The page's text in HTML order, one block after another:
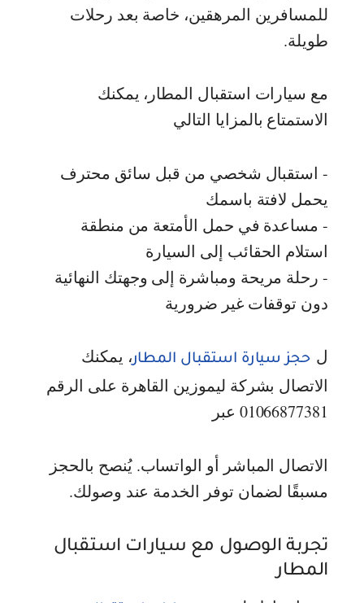
للمسافرين المرهقين، خاصة بعد رحلات
طويلة.
مع سيارات استقبال المطار، يمكنك
الاستمتاع بالمزايا التالي
- استقبال شخصي من قبل سائق محترف
يحمل لافتة باسمك
- مساعدة في حمل الأمتعة من منطقة
استلام الحقائب إلى السيارة
- رحلة مريحة ومباشرة إلى وجهتك النهائية
دون توقفات غير ضرورية
ل حجز سيارة استقبال المطار، يمكنك
الاتصال بشركة ليموزين القاهرة على الرقم
01066877381 عبر
الاتصال المباشر أو الواتساب. يُنصح بالحجز
مسبقًا لضمان توفر الخدمة عند وصولك.
تجربة الوصول مع سيارات استقبال
المطار